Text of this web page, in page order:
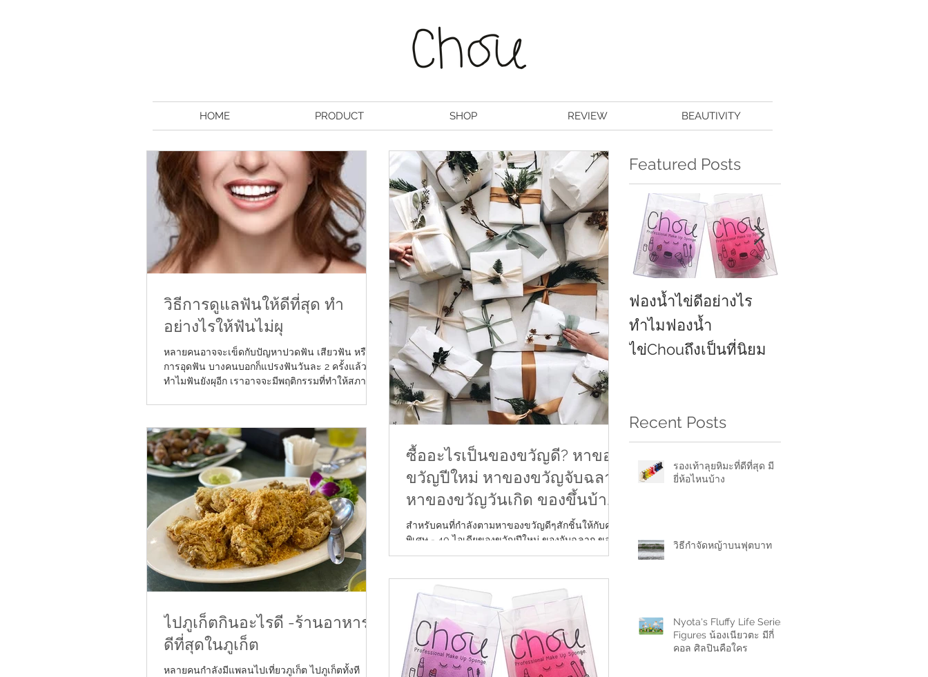
วิธีการดูแลฟันให้ดีที่สุด ทำ
อย่างไรให้ฟันไม่ผุ
หลายคนอาจจะเข็ดกับปัญหาปวดฟัน เสียวฟัน หรือ
การอุดฟัน บางคนบอกก็แปรงฟันวันละ 2 ครั้งแล้ว
ทำไมฟันยังผุอีก เราอาจจะมีพฤติกรรมที่ทำให้สภาพ
ซื้ออะไรเป็นของขวัญดี? หาของ
ขวัญปีใหม่ หาของขวัญจับฉลาก
หาของขวัญวันเกิด ของขึ้นบ้าน
ใหม่
สำหรับคนที่กำลังตามหาของขวัญดีๆสักชิ้นให้กับคน
พิเศษ - 40 ไอเดียของขวัญปีใหม่ ของจับฉลาก ของ
ขวัญวันเกิด ของขวัญขึ้นบ้านใหม่ ของขวัญ
ไปภูเก็ตกินอะไรดี -ร้านอาหารที่
ดีที่สุดในภูเก็ต
หลายคนกำลังมีแพลนไปเที่ยวภูเก็ต ไปภูเก็ตทั้งที
Featured Posts
ฟองน้ำไข่ดีอย่างไร
ทำไมฟองน้ำ
ไข่Chouถึงเป็นที่นิยม
Recent Posts
รองเท้าลุยหิมะที่ดีที่สุด มี
ยี่ห้อไหนบ้าง
วิธีกำจัดหญ้าบนฟุตบาท
Nyota's Fluffy Life Series
Figures น้องเนียวตะ มีกี่
คอล ศิลปินคือใคร
HOME PRODUCT SHOP REVIEW BEAUTIVITY